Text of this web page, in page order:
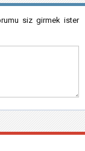
siz girmek ister